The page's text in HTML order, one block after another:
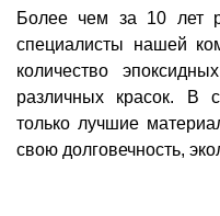
Более чем за 10 лет
специалисты нашей
количество
различных красок. В
только лучшие
свою долговечность,